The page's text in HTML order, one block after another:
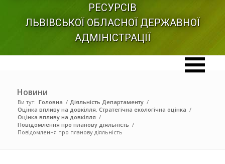
РЕСУРСІВ
ЛЬВІВСЬКОЇ ОБЛАСНОЇ ДЕРЖАВНОЇ
АДМІНІСТРАЦІЇ
Новини
Ви тут: Головна / Діяльність Департаменту /
Оцінка впливу на довкілля. Стратегічна екологічна оцінка /
Оцінка впливу на довкілля /
Повідомлення про планову діяльність /
Повідомлення про планову діяльність